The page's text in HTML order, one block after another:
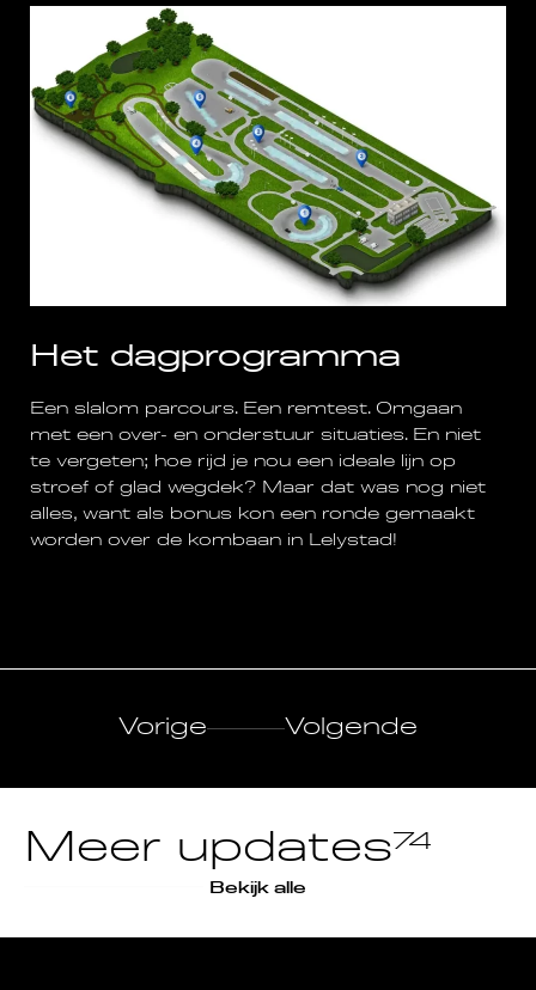
Het dagprogramma
Een slalom parcours. Een remtest. Omgaan
met een over- en onderstuur situaties. En niet
te vergeten; hoe rijd je nou een ideale lijn op
stroef of glad wegdek? Maar dat was nog niet
alles, want als bonus kon een ronde gemaakt
worden over de kombaan in Lelystad!
Vorige Volgende
Meer updates74
Bekijk alle